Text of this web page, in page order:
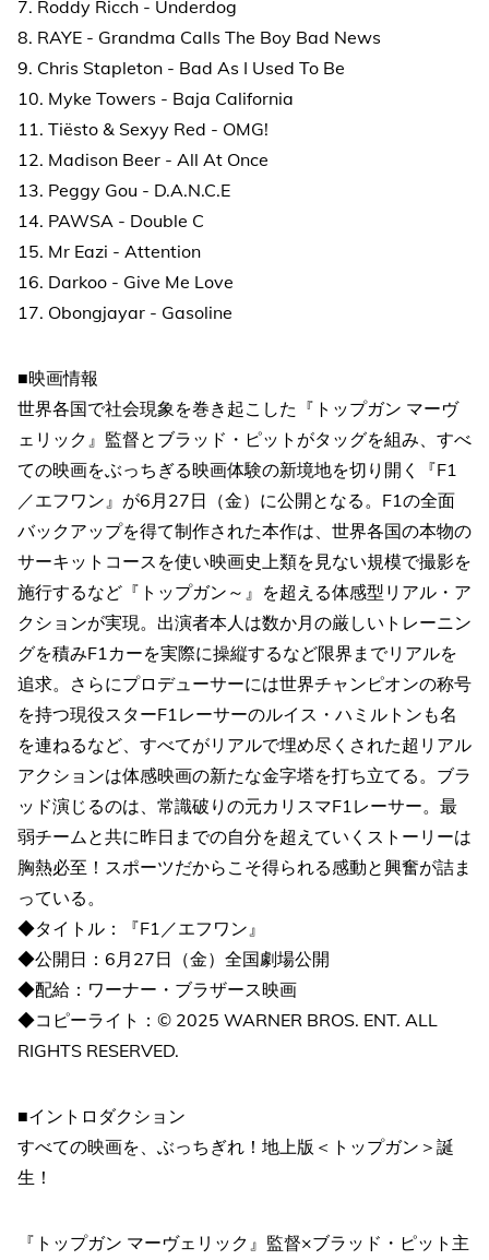
7. Roddy Ricch - Underdog
8. RAYE - Grandma Calls The Boy Bad News
9. Chris Stapleton - Bad As I Used To Be
10. Myke Towers - Baja California
11. Tiësto & Sexyy Red - OMG!
12. Madison Beer - All At Once
13. Peggy Gou - D.A.N.C.E
14. PAWSA - Double C
15. Mr Eazi - Attention
16. Darkoo - Give Me Love
17. Obongjayar - Gasoline
■映画情報
世界各国で社会現象を巻き起こした『トップガン マーヴ
ェリック』監督とブラッド・ピットがタッグを組み、すべ
ての映画をぶっちぎる映画体験の新境地を切り開く『F1
／エフワン』が6月27日（金）に公開となる。F1の全面
バックアップを得て制作された本作は、世界各国の本物の
サーキットコースを使い映画史上類を見ない規模で撮影を
施行するなど『トップガン～』を超える体感型リアル・ア
クションが実現。出演者本人は数か月の厳しいトレーニン
グを積みF1カーを実際に操縦するなど限界までリアルを
追求。さらにプロデューサーには世界チャンピオンの称号
を持つ現役スターF1レーサーのルイス・ハミルトンも名
を連ねるなど、すべてがリアルで埋め尽くされた超リアル
アクションは体感映画の新たな金字塔を打ち立てる。ブラ
ッド演じるのは、常識破りの元カリスマF1レーサー。最
弱チームと共に昨日までの自分を超えていくストーリーは
胸熱必至！スポーツだからこそ得られる感動と興奮が詰ま
っている。
◆タイトル：『F1／エフワン』
◆公開日：6月27日（金）全国劇場公開
◆配給：ワーナー・ブラザース映画
◆コピーライト：© 2025 WARNER BROS. ENT. ALL
RIGHTS RESERVED.
■イントロダクション
すべての映画を、ぶっちぎれ！地上版＜トップガン＞誕
生！
『トップガン マーヴェリック』監督×ブラッド・ピット主